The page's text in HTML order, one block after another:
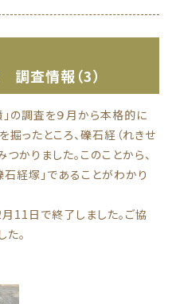
査情報（3）
の調査を９月から本格的に
掘ったところ、礫石経（れきせ
かりました。このことから、
石経塚」であることがわかり
11日で終了しました。ご協
。